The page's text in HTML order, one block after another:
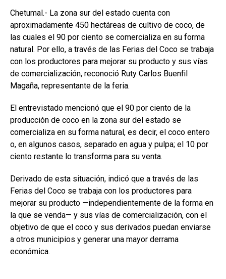
Chetumal.- La zona sur del estado cuenta con
aproximadamente 450 hectáreas de cultivo de coco, de
las cuales el 90 por ciento se comercializa en su forma
natural. Por ello, a través de las Ferias del Coco se trabaja
con los productores para mejorar su producto y sus vías
de comercialización, reconoció Ruty Carlos Buenfil
Magaña, representante de la feria.
El entrevistado mencionó que el 90 por ciento de la
producción de coco en la zona sur del estado se
comercializa en su forma natural, es decir, el coco entero
o, en algunos casos, separado en agua y pulpa; el 10 por
ciento restante lo transforma para su venta.
Derivado de esta situación, indicó que a través de las
Ferias del Coco se trabaja con los productores para
mejorar su producto —independientemente de la forma en
la que se venda— y sus vías de comercialización, con el
objetivo de que el coco y sus derivados puedan enviarse
a otros municipios y generar una mayor derrama
económica.